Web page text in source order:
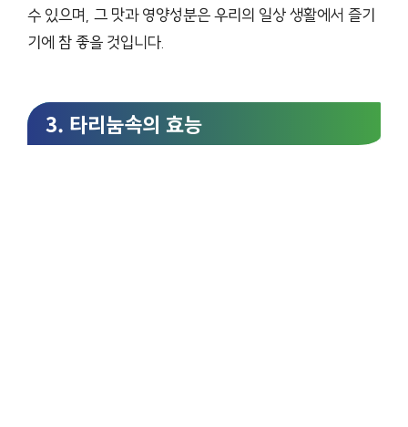
수 있으며, 그 맛과 영양성분은 우리의 일상 생활에서 즐기
기에 참 좋을 것입니다.
3. 타리눔속의 효능